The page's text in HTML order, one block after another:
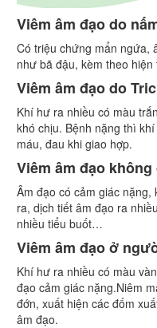
Viêm âm đạo do
Có triệu chứng mẩn ngứa,
như bã đậu, kèm theo
Viêm âm đạo do
Khí hư ra nhiều có màu
khó chịu. Bệnh nặng thì
máu, đau khi giao hợp.
Viêm âm đạo không
Âm đạo có cảm giác
ra, dịch tiết âm đạo ra
nhiều tiểu buốt…
Viêm âm đạo ở
Khí hư ra nhiều có màu
đạo cảm giác nặng.Niêm
đớn, xuất hiện các đốm
âm đạo.